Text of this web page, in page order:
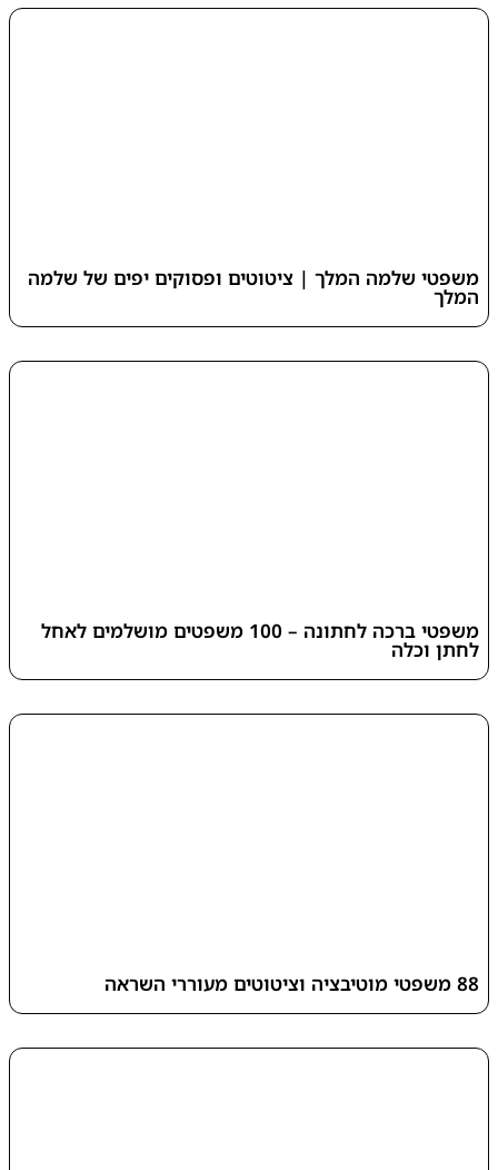
משפטי שלמה המלך | ציטוטים ופסוקים יפים של שלמה
המלך
משפטי ברכה לחתונה – 100 משפטים מושלמים לאחל
לחתן וכלה
88 משפטי מוטיבציה וציטוטים מעוררי השראה